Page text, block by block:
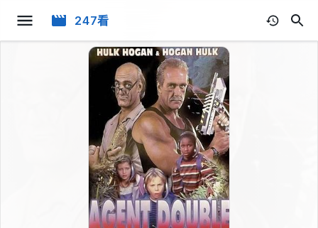
247看